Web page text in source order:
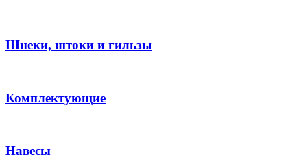
Шнеки, штоки и гильзы
Комплектующие
Навесы